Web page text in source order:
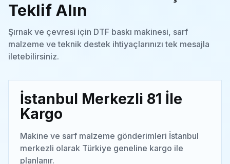
Teklif Alın
Şırnak ve çevresi için DTF baskı makinesi, sarf
malzeme ve teknik destek ihtiyaçlarınızı tek mesajla
iletebilirsiniz.
İstanbul Merkezli 81 İle
Kargo
Makine ve sarf malzeme gönderimleri İstanbul
merkezli olarak Türkiye geneline kargo ile
planlanır.